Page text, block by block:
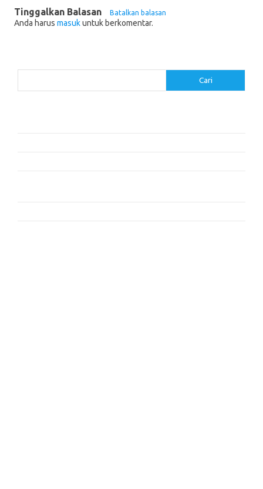
Tinggalkan Balasan Batalkan balasan
Anda harus masukuntuk berkomentar.
Cari